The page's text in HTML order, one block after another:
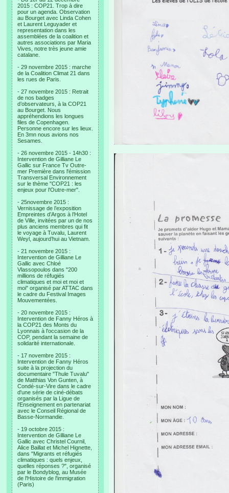
2015 : COP21. Trop à dire
pour un agenda. Observation
au Bourget avec Linda Cohen
et Laurent Leguyader et
representation dans les
assemblées de la coalition et
autres associations par Maria
Vives, notre très jeune amie
catalane.
- 29 novembre 2015 : marche
de la Coalition Climat 21 dans
les rues de Paris.
- 27 novembre 2015 : Retrait
de nos badges
d’observateurs, à la COP21
au Bourget. Nous
appréhendions les longues
files de Copenhagen.
Personne encore sur les lieux.
En 3mn nous avions nos
Sesames.
- 26 novembre 2015 - 14h30 :
Intervention de Gilliane Le
Gallic sur France Tv Outre-
mer Première dans l'émission
Transversal Environnement
sur le thème "COP21 : les
enjeux pour l'Outre-mer".
- 25novembre 2015 :
Vernissage de l’exposition
Empreintes d’Argos à l’Hotel
de Ville, invitées par un de nos
plus anciens membres qui fit
le voyage à Tuvalu, Laurent
Weyl, aujourd’hui au Vietnam.
- 21 novembre 2015 :
Intervention de Gilliane Le
Gallic avec Chloé
Vlassopoulos dans "200
millions de réfugiés
climatiques et moi et moi et
moi" organisé par ATTAC dans
le cadre du Festival Images
Mouvementées.
- 20 novembre 2015 :
Intervention de Fanny Héros à
la COP21 des Monts du
Lyonnais à l'occasion de la
COP, pendant la semaine de
solidarité internationale.
- 17 novembre 2015 :
Intervention de Fanny Héros
suite à la projection du
documentaire "Thule Tuvalu"
de Matthias Von Gunten, à
Condé-sur-Vire dans le cadre
d'une série de ciné-débats
organisés par la Ligue de
l'Enseignement en partenariat
avec le Conseil Régional de
Basse-Normandie.
- 19 octobre 2015 :
Intervention de Gilliane Le
Gallic avec Christel Cournil,
Alice Baillat et Michel Hignette,
dans "Migrants et réfugiés
climatiques : quels enjeux,
quelles réponses ?", organisé
par le Bondyblog, au Musée
de l'Histoire de l'immigration
(Paris)